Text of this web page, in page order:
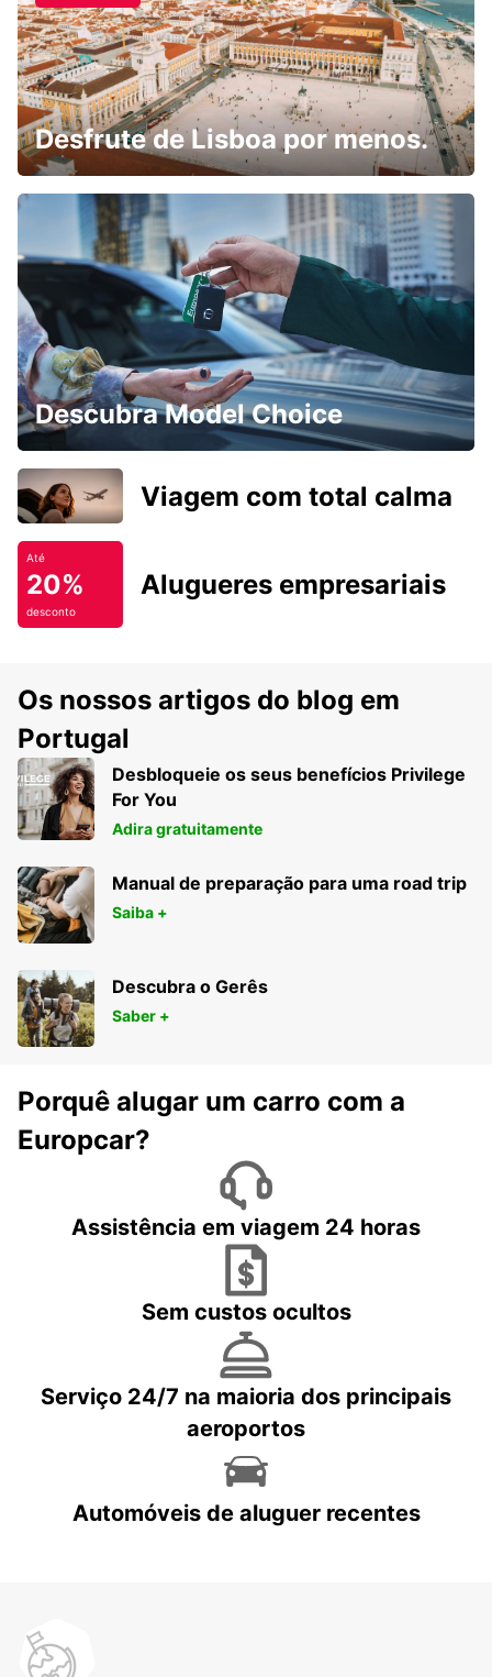
Desfrute de Lisboa por menos.
Descubra Model Choice
Viagem com total calma
Até
20%
desconto
Alugueres empresariais
Os nossos artigos do blog em
Portugal
Desbloqueie os seus benefícios Privilege
For You
Adira gratuitamente
Manual de preparação para uma road trip
Saiba +
Descubra o Gerês
Saber +
Porquê alugar um carro com a
Europcar?
Assistência em viagem 24 horas
Sem custos ocultos
Serviço 24/7 na maioria dos principais
aeroportos
Automóveis de aluguer recentes